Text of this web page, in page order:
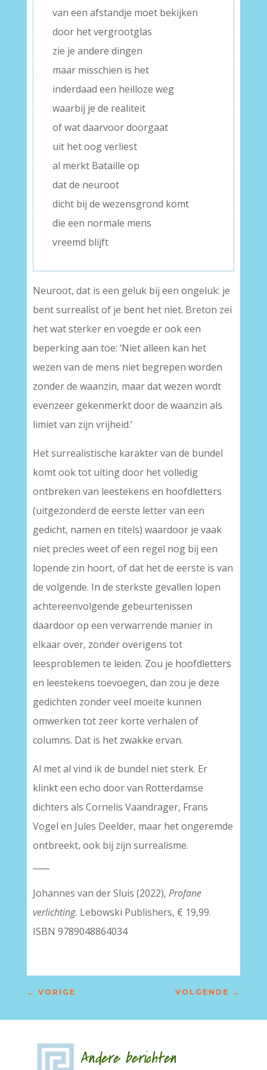
van een afstandje moet bekijken
door het vergrootglas
zie je andere dingen
maar misschien is het
inderdaad een heilloze weg
waarbij je de realiteit
of wat daarvoor doorgaat
uit het oog verliest
al merkt Bataille op
dat de neuroot
dicht bij de wezensgrond komt
die een normale mens
vreemd blijft
Neuroot, dat is een geluk bij een ongeluk: je
bent surrealist of je bent het niet. Breton zei
het wat sterker en voegde er ook een
beperking aan toe: ‘Niet alleen kan het
wezen van de mens niet begrepen worden
zonder de waanzin, maar dat wezen wordt
evenzeer gekenmerkt door de waanzin als
limiet van zijn vrijheid.’
Het surrealistische karakter van de bundel
komt ook tot uiting door het volledig
ontbreken van leestekens en hoofdletters
(uitgezonderd de eerste letter van een
gedicht, namen en titels) waardoor je vaak
niet precies weet of een regel nog bij een
lopende zin hoort, of dat het de eerste is van
de volgende. In de sterkste gevallen lopen
achtereenvolgende gebeurtenissen
daardoor op een verwarrende manier in
elkaar over, zonder overigens tot
leesproblemen te leiden. Zou je hoofdletters
en leestekens toevoegen, dan zou je deze
gedichten zonder veel moeite kunnen
omwerken tot zeer korte verhalen of
columns. Dat is het zwakke ervan.
Al met al vind ik de bundel niet sterk. Er
klinkt een echo door van Rotterdamse
dichters als Cornelis Vaandrager, Frans
Vogel en Jules Deelder, maar het ongeremde
ontbreekt, ook bij zijn surrealisme.
Johannes van der Sluis (2022), Profane
verlichting. Lebowski Publishers, € 19,99.
ISBN 9789048864034
← VORIGE VOLGENDE →
Andere berichten